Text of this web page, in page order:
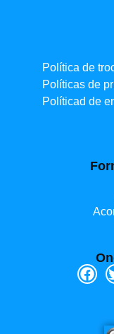
Política de
Políticas de
Políticad de